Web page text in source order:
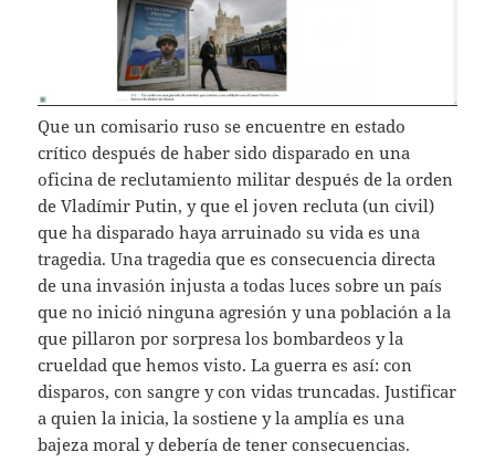
Que un comisario ruso se encuentre en estado
crítico después de haber sido disparado en una
oficina de reclutamiento militar después de la orden
de Vladímir Putin, y que el joven recluta (un civil)
que ha disparado haya arruinado su vida es una
tragedia. Una tragedia que es consecuencia directa
de una invasión injusta a todas luces sobre un país
que no inició ninguna agresión y una población a la
que pillaron por sorpresa los bombardeos y la
crueldad que hemos visto. La guerra es así: con
disparos, con sangre y con vidas truncadas. Justificar
a quien la inicia, la sostiene y la amplía es una
bajeza moral y debería de tener consecuencias.